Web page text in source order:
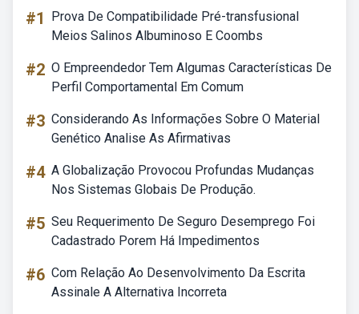
#1
Prova De Compatibilidade Pré-transfusional
Meios Salinos Albuminoso E Coombs
#2 O Empreendedor Tem Algumas Características De
Perfil Comportamental Em Comum
#3 Considerando As Informações Sobre O Material
Genético Analise As Afirmativas
#4 A Globalização Provocou Profundas Mudanças
Nos Sistemas Globais De Produção.
#5 Seu Requerimento De Seguro Desemprego Foi
Cadastrado Porem Há Impedimentos
#6 Com Relação Ao Desenvolvimento Da Escrita
Assinale A Alternativa Incorreta